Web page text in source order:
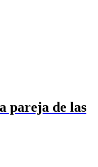
pareja de las